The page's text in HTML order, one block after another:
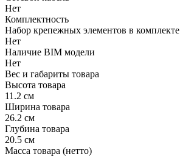
Нет
Комплектность
Набор крепежных элементов в комплекте
Нет
Наличие BIM модели
Нет
Вес и габариты товара
Высота товара
11.2 см
Ширина товара
26.2 см
Глубина товара
20.5 см
Масса товара (нетто)